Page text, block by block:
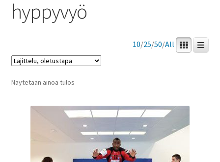
Yhteystiedot
hyppyvyö
10/25/50/All
Näytetään ainoa tulos